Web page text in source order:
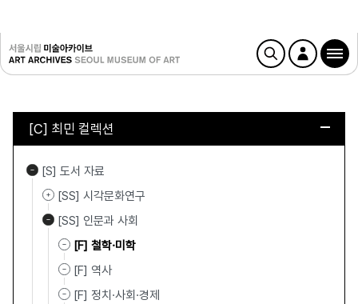
[C] 최민 컬렉션
[S] 도서 자료
[SS] 시각문화연구
[SS] 인문과 사회
[F] 철학·미학
[F] 역사
[F] 정치·사회·경제